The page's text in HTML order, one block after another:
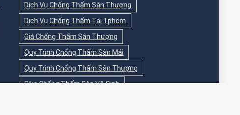
Dịch Vụ Chống Thấm Sân Thượng
Dịch Vụ Chống Thấm Tại Tphcm
Giá Chống Thấm Sân Thượng
Quy Trình Chống Thấm Sàn Mái
Quy Trình Chống Thấm Sân Thượng
Sika Chống Thấm Sàn Vệ Sinh